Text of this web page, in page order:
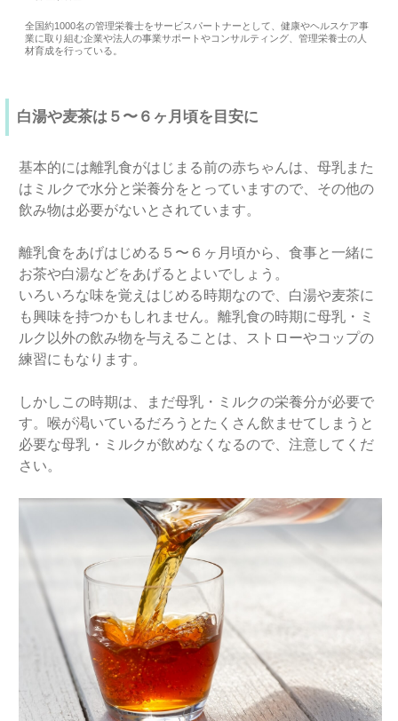
全国約1000名の管理栄養士をサービスパートナーとして、健康やヘルスケア事
業に取り組む企業や法人の事業サポートやコンサルティング、管理栄養士の人
材育成を行っている。
白湯や麦茶は５〜６ヶ月頃を目安に
基本的には離乳食がはじまる前の赤ちゃんは、母乳また
はミルクで水分と栄養分をとっていますので、その他の
飲み物は必要がないとされています。
離乳食をあげはじめる５〜６ヶ月頃から、食事と一緒に
お茶や白湯などをあげるとよいでしょう。
いろいろな味を覚えはじめる時期なので、白湯や麦茶に
も興味を持つかもしれません。離乳食の時期に母乳・ミ
ルク以外の飲み物を与えることは、ストローやコップの
練習にもなります。
しかしこの時期は、まだ母乳・ミルクの栄養分が必要で
す。喉が渇いているだろうとたくさん飲ませてしまうと
必要な母乳・ミルクが飲めなくなるので、注意してくだ
さい。